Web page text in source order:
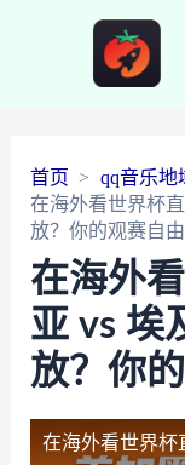
首页
qq音乐地
在海外看世界杯
放？你的观赛自
在海外
亚 vs 埃
放？你
在海外看世界杯